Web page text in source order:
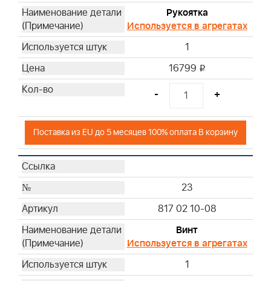
Рукоятка
Используется в агрегатах
1
16799 i
- +
Поставка из EU до 5 месяцев 100% оплата В корзину
23
817 02 10-08
Винт
Используется в агрегатах
1